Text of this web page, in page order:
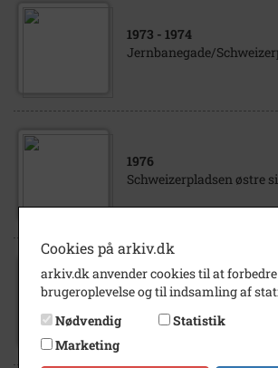
1973 - 1974
Jernbanegade/
1976
Schweizerpladsen østre
1890- 1907
Cookies på arkiv.dk
arkiv.dk anvender cookies til at
brugeroplevelse og til indsamling af
Nødvendig
Statistik
Marketing